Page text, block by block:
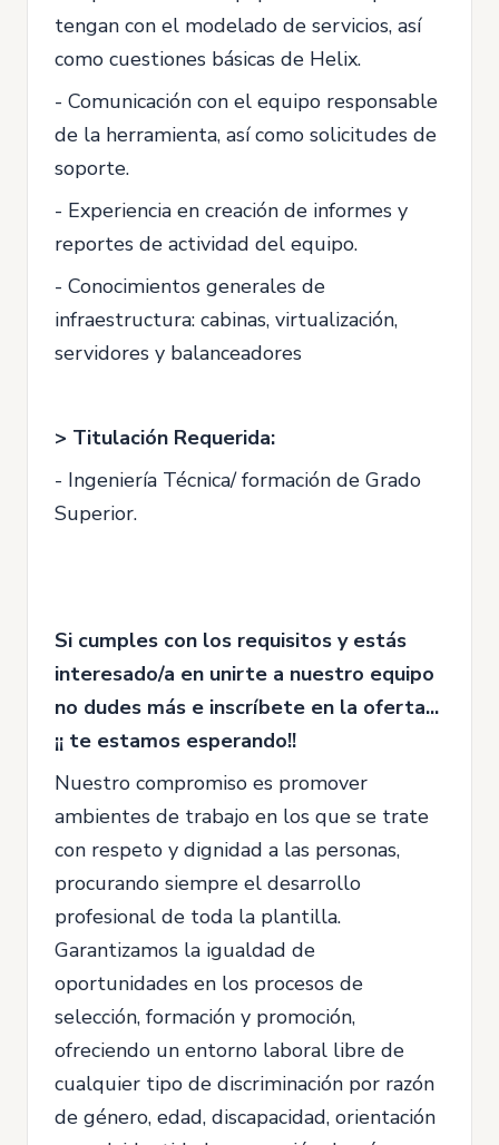
tengan con el modelado de servicios, así
como cuestiones básicas de Helix.
- Comunicación con el equipo responsable
de la herramienta, así como solicitudes de
soporte.
- Experiencia en creación de informes y
reportes de actividad del equipo.
- Conocimientos generales de
infraestructura: cabinas, virtualización,
servidores y balanceadores
> Titulación Requerida:
- Ingeniería Técnica/ formación de Grado
Superior.
Si cumples con los requisitos y estás
interesado/a en unirte a nuestro equipo
no dudes más e inscríbete en la oferta...
¡¡ te estamos esperando!!
Nuestro compromiso es promover
ambientes de trabajo en los que se trate
con respeto y dignidad a las personas,
procurando siempre el desarrollo
profesional de toda la plantilla.
Garantizamos la igualdad de
oportunidades en los procesos de
selección, formación y promoción,
ofreciendo un entorno laboral libre de
cualquier tipo de discriminación por razón
de género, edad, discapacidad, orientación